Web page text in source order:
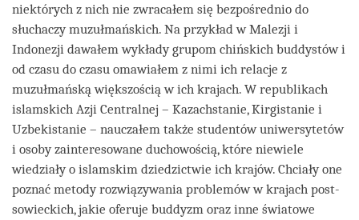
niektórych z nich nie zwracałem się bezpośrednio do
słuchaczy muzułmańskich. Na przykład w Malezji i
Indonezji dawałem wykłady grupom chińskich buddystów i
od czasu do czasu omawiałem z nimi ich relacje z
muzułmańską większością w ich krajach. W republikach
islamskich Azji Centralnej – Kazachstanie, Kirgistanie i
Uzbekistanie – nauczałem także studentów uniwersytetów
i osoby zainteresowane duchowością, które niewiele
wiedziały o islamskim dziedzictwie ich krajów. Chciały one
poznać metody rozwiązywania problemów w krajach post-
sowieckich, jakie oferuje buddyzm oraz inne światowe